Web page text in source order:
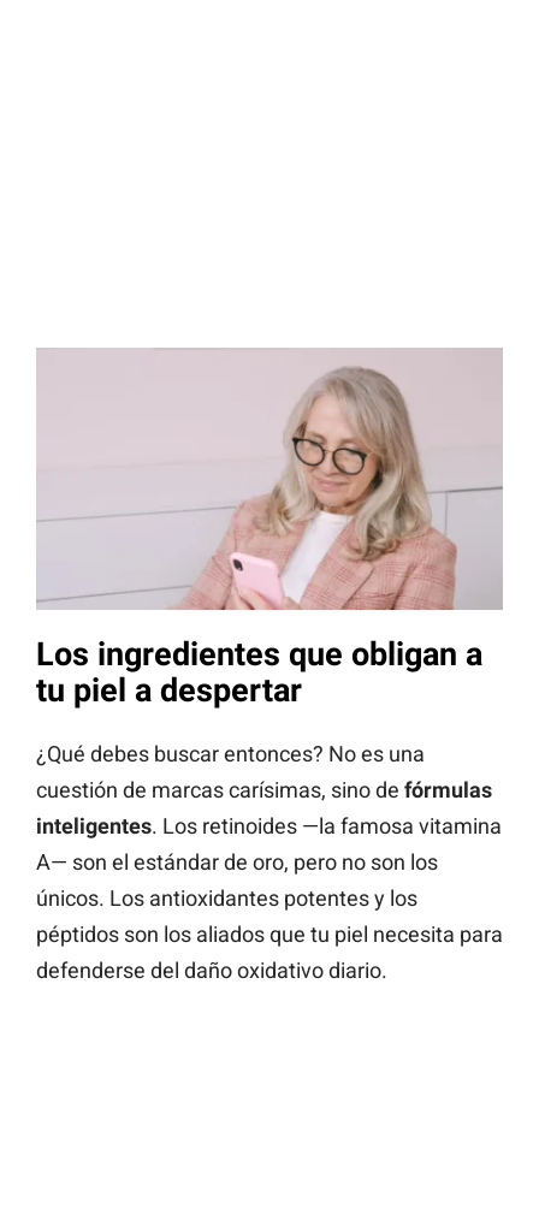
Los ingredientes que obligan a
tu piel a despertar
¿Qué debes buscar entonces? No es una
cuestión de marcas carísimas, sino de fórmulas
inteligentes. Los retinoides —la famosa vitamina
A— son el estándar de oro, pero no son los
únicos. Los antioxidantes potentes y los
péptidos son los aliados que tu piel necesita para
defenderse del daño oxidativo diario.